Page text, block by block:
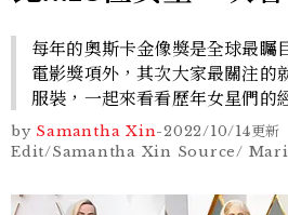
每年的奧斯卡金像獎是全球最矚
電影獎項外，其次大家最關注的
服裝，一起來看看歷年女星們的
by Samantha Xin-2022/10/14更新
Edit/Samantha Xin Source/